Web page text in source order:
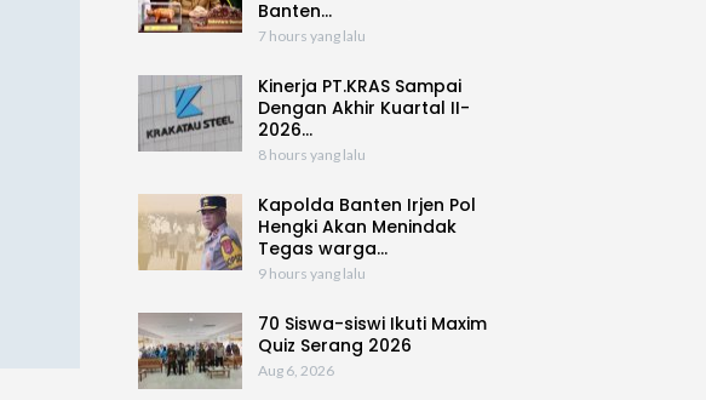
Banten…
7 hours yang lalu
Kinerja PT.KRAS Sampai
Dengan Akhir Kuartal II-
2026…
8 hours yang lalu
Kapolda Banten Irjen Pol
Hengki Akan Menindak
Tegas warga…
9 hours yang lalu
70 Siswa-siswi Ikuti Maxim
Quiz Serang 2026
Aug 6, 2026